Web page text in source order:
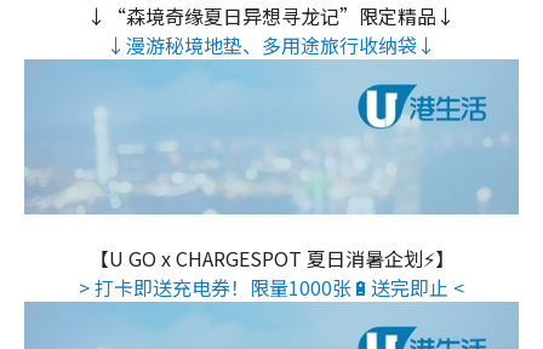
↓“森境奇缘夏日异想寻龙记”限定精品↓
↓漫游秘境地垫、多用途旅行收纳袋↓
【U GO x CHARGESPOT 夏日消暑企划⚡】
> 打卡即送充电券！限量1000张🔋送完即止 <